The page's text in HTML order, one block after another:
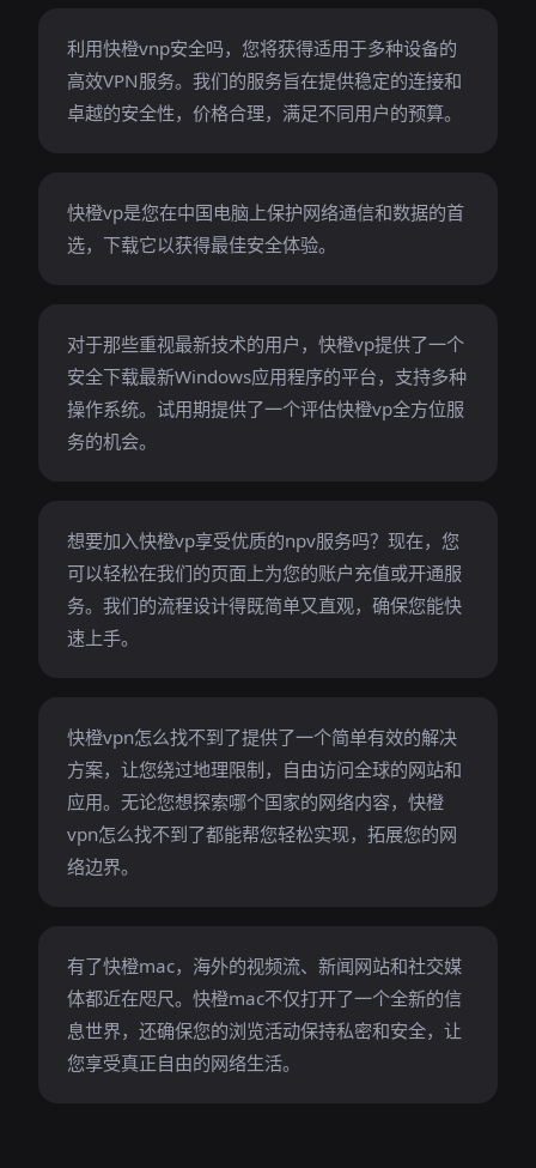
利用快橙vnp安全吗，您将获得适用于多种设备的
高效VPN服务。我们的服务旨在提供稳定的连接和
卓越的安全性，价格合理，满足不同用户的预算。
快橙vp是您在中国电脑上保护网络通信和数据的首
选，下载它以获得最佳安全体验。
对于那些重视最新技术的用户，快橙vp提供了一个
安全下载最新Windows应用程序的平台，支持多种
操作系统。试用期提供了一个评估快橙vp全方位服
务的机会。
想要加入快橙vp享受优质的npv服务吗？现在，您
可以轻松在我们的页面上为您的账户充值或开通服
务。我们的流程设计得既简单又直观，确保您能快
速上手。
快橙vpn怎么找不到了提供了一个简单有效的解决
方案，让您绕过地理限制，自由访问全球的网站和
应用。无论您想探索哪个国家的网络内容，快橙
vpn怎么找不到了都能帮您轻松实现，拓展您的网
络边界。
有了快橙mac，海外的视频流、新闻网站和社交媒
体都近在咫尺。快橙mac不仅打开了一个全新的信
息世界，还确保您的浏览活动保持私密和安全，让
您享受真正自由的网络生活。